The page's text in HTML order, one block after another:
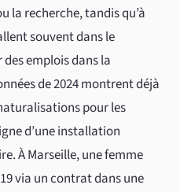
la recherche, tandis qu’à
souvent dans le
emplois dans la
de 2024 montrent déjà
pour les
d’une installation
À Marseille, une femme
via un contrat dans une